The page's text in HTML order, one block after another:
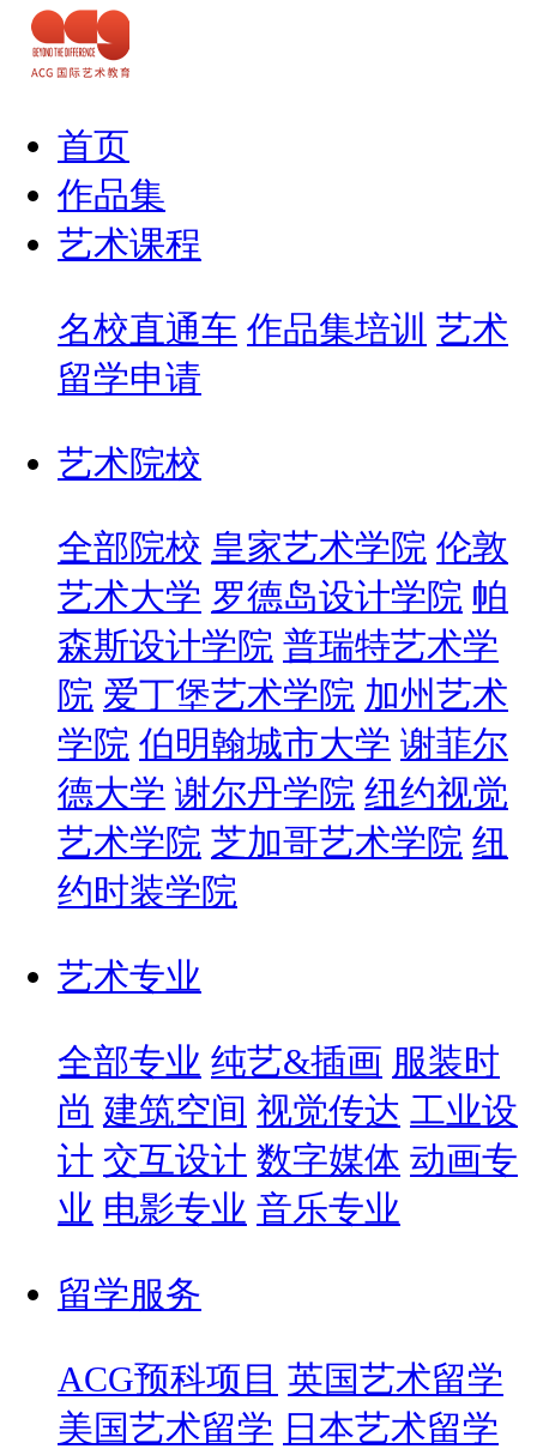
首页
作品集
艺术课程
名校直通车 作品集培训 艺术
留学申请
艺术院校
全部院校 皇家艺术学院 伦敦
艺术大学 罗德岛设计学院 帕
森斯设计学院 普瑞特艺术学
院 爱丁堡艺术学院 加州艺术
学院 伯明翰城市大学 谢菲尔
德大学 谢尔丹学院 纽约视觉
艺术学院 芝加哥艺术学院 纽
约时装学院
艺术专业
全部专业 纯艺&插画 服装时
尚 建筑空间 视觉传达 工业设
计 交互设计 数字媒体 动画专
业 电影专业 音乐专业
留学服务
ACG预科项目 英国艺术留学
美国艺术留学 日本艺术留学